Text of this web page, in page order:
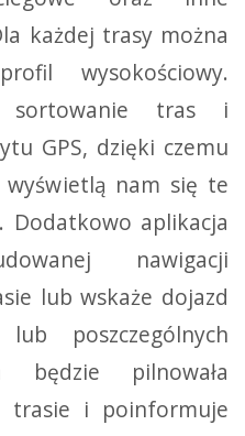
każdej trasy można
wysokościowy.
sortowanie tras i
GPS, dzięki czemu
nam się te
Dodatkowo aplikacja
nawigacji
lub wskaże dojazd
poszczególnych
będzie pilnowała
trasie i poinformuje